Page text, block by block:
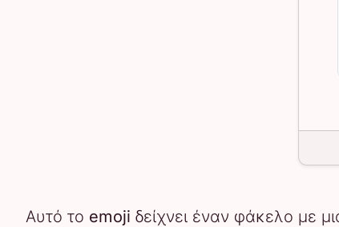
Αυτό το emoji δείχνει έναν φάκελο με